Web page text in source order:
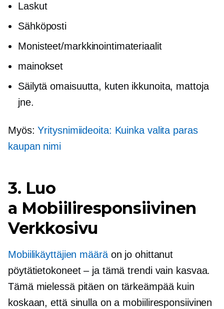
Laskut
Sähköposti
Monisteet/markkinointimateriaalit
mainokset
Säilytä omaisuutta, kuten ikkunoita, mattoja
jne.
Myös:Yritysnimiideoita: Kuinka valita paras
kaupan nimi
3. Luo
a Mobiiliresponsiivinen
Verkkosivu
Mobiilikäyttäjien määräon jo ohittanut
pöytätietokoneet – ja tämä trendi vain kasvaa.
Tämä mielessä pitäen on tärkeämpää kuin
koskaan, että sinulla on a mobiiliresponsiivinen